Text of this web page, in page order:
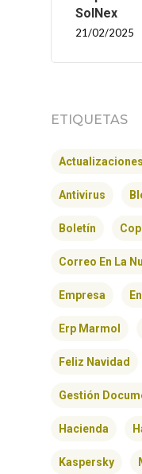
SolNex
21/02/2025
ETIQUETAS
Actualizaciones
Antivirus
Boletín
Correo En La
Empresa
Erp Marmol
Feliz Navidad
Gestión
Hacienda
Kaspersky